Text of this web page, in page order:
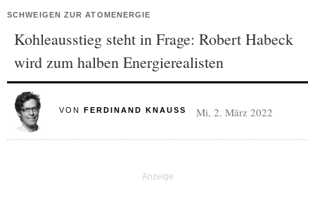
SCHWEIGEN ZUR ATOMENERGIE
Kohleausstieg steht in Frage: Robert Habeck
wird zum halben Energierealisten
VON FERDINAND KNAUSS Mi, 2. März 2022